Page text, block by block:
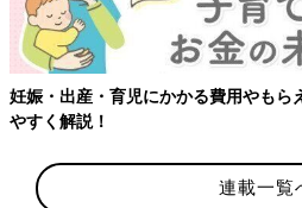
【ワクチン接種できるものも】妊婦の
連載一覧